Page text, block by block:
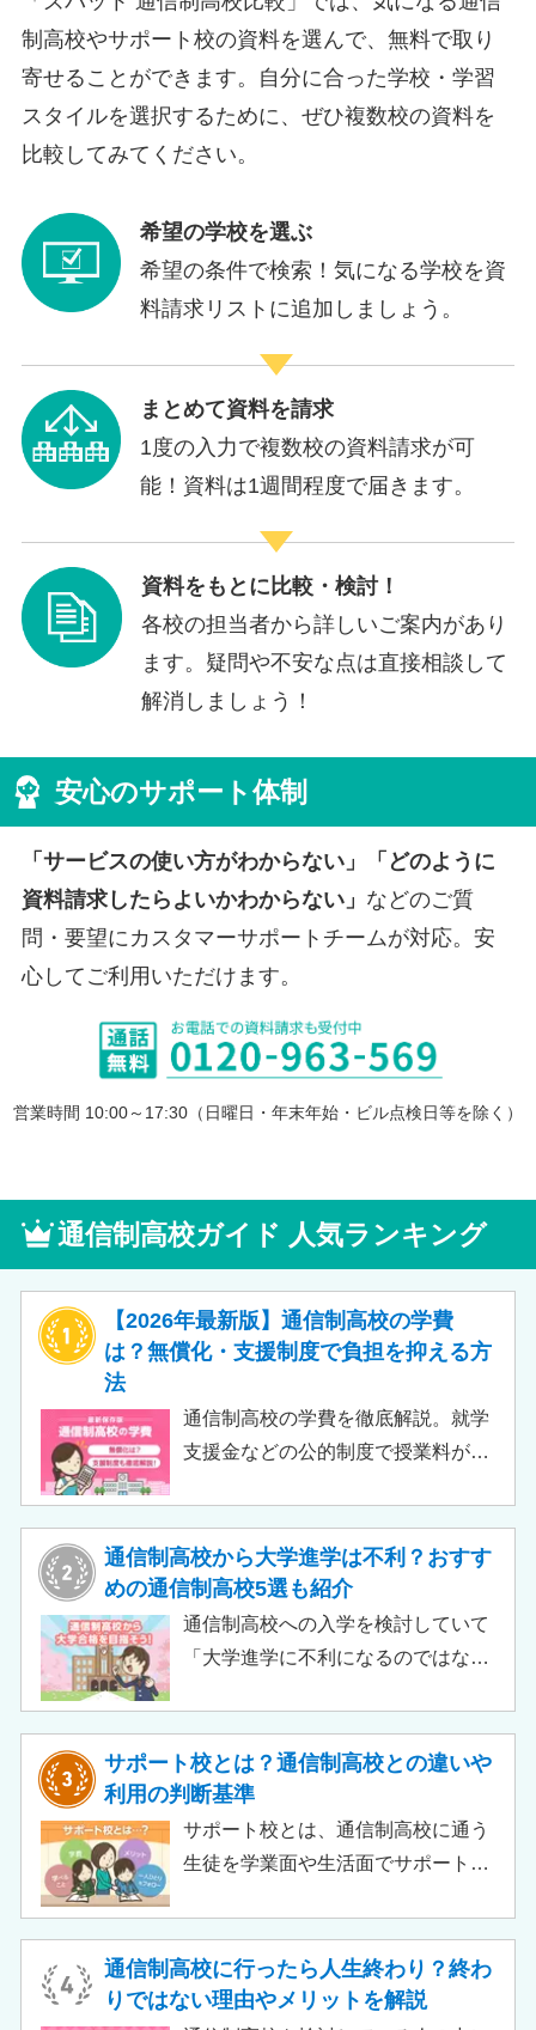
制高校やサポート校の資料を選んで、無料で取り
寄せることができます。自分に合った学校・学習
スタイルを選択するために、ぜひ複数校の資料を
比較してみてください。
希望の学校を選ぶ
希望の条件で検索！気になる学校を資
料請求リストに追加しましょう。
まとめて資料を請求
1度の入力で複数校の資料請求が可
能！資料は1週間程度で届きます。
資料をもとに比較・検討！
各校の担当者から詳しいご案内があり
ます。疑問や不安な点は直接相談して
解消しましょう！
安心のサポート体制
「サービスの使い方がわからない」「どのように
資料請求したらよいかわからない」 などのご質
問・要望にカスタマーサポートチームが対応。安
心してご利用いただけます。
営業時間 10:00～17:30（日曜日・年末年始・ビル点検日等を除く）
通信制高校ガイド 人気ランキング
【2026年最新版】通信制高校の学費
は？無償化・支援制度で負担を抑える方
法
通信制高校の学費を徹底解説。就学
支援金などの公的制度で授業料が実
目安、申請時の注意点などをわかり
やすく解説します。費用負担を抑え
られるのでチェックしてみましょ
う。
通信制高校から大学進学は不利？おすす
めの通信制高校5選も紹介
通信制高校への入学を検討していて
「大学進学に不利になるのではない
のではないでしょうか。 結論とし
て、通信制高校に通っているからと
いって大学進学に不利になることは
ありません。中には、大学進学を想
ケースも増えており、難関大学の合
格実績を豊富にもつ学校もありま
す。
サポート校とは？通信制高校との違いや
利用の判断基準
サポート校とは、通信制高校に通う
生徒を学業面や生活面でサポートす
め、サポート校のみでは高卒資格を
取得できません。 ただし、個別の学
通信制高校に行ったら人生終わり？終わ
りではない理由やメリットを解説